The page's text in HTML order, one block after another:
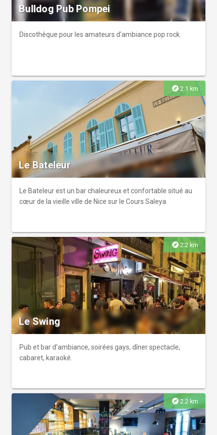
Bulldog Pub Pompei
Discothèque pour les amateurs d'ambiance pop rock.
explore 2.1 km
Le Bateleur
Le Bateleur est un bar chaleureux et confortable situé au
cœur de la vieille ville de Nice sur le Cours Saleya.
explore 2.2 km
Le Swing
Pub et bar d'ambiance, soirées gays, dîner spectacle,
cabaret, karaoké.
explore2.2 km